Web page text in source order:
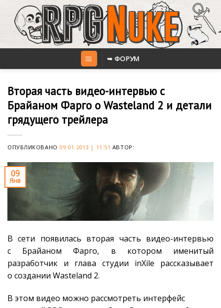
content
➥ ФОРУМ
Вторая часть видео-интервью с
Брайаном Фарго о Wasteland 2 и детали
грядущего трейлера
ОПУБЛИКОВАНО 09.01.2013 | 11:51 АВТОР:
09
Янв
В сети появилась вторая часть видео-интервью
с Брайаном Фарго, в котором именитый
разработчик и глава студии inXile рассказывает
о создании Wasteland 2.
В этом видео можно рассмотреть интерфейс